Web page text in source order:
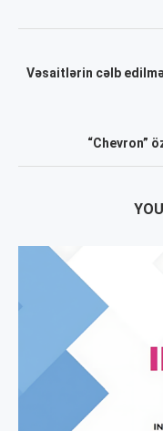
Vəsaitlərin cəlb
“Chevron”